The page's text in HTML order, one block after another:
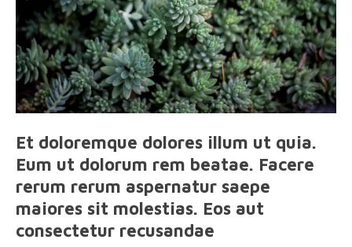
Et doloremque dolores illum ut quia.
Eum ut dolorum rem beatae. Facere
rerum rerum aspernatur saepe
maiores sit molestias. Eos aut
consectetur recusandae